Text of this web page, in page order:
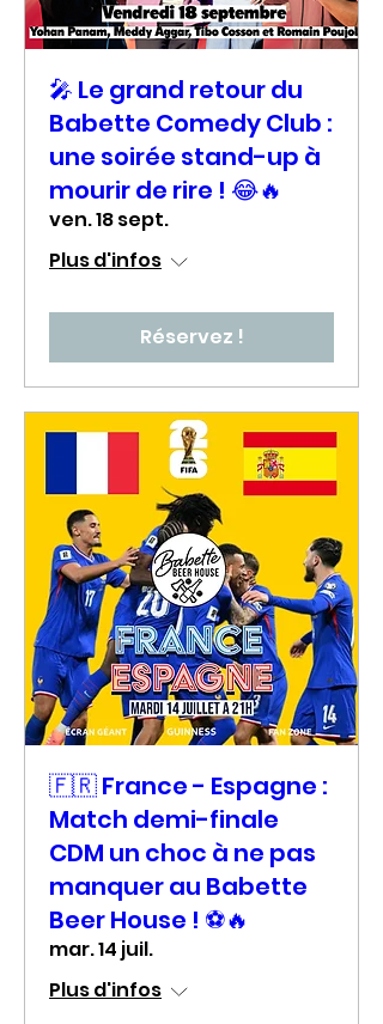
🎤 Le grand retour du
Babette Comedy Club :
une soirée stand-up à
mourir de rire ! 😂🔥
ven. 18 sept.
Plus d'infos
Réservez !
🇫🇷 France - Espagne :
Match demi-finale
CDM un choc à ne pas
manquer au Babette
Beer House ! ⚽🔥
mar. 14 juil.
Plus d'infos